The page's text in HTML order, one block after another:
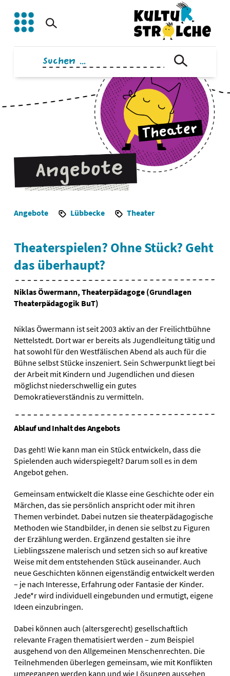
Inhalt
springen
Suchen
nach:
Angebote Lübbecke Theater
Theaterspielen? Ohne Stück? Geht
das überhaupt?
Niklas Öwermann, Theaterpädagoge (Grundlagen
Theaterpädagogik BuT)
Niklas Öwermann ist seit 2003 aktiv an der Freilichtbühne
Nettelstedt. Dort war er bereits als Jugendleitung tätig und
hat sowohl für den Westfälischen Abend als auch für die
Bühne selbst Stücke inszeniert. Sein Schwerpunkt liegt bei
der Arbeit mit Kindern und Jugendlichen und diesen
möglichst niederschwellig ein gutes
Demokratieverständnis zu vermitteln.
Ablauf und Inhalt des Angebots
Das geht! Wie kann man ein Stück entwickeln, dass die
Spielenden auch widerspiegelt? Darum soll es in dem
Angebot gehen.
Gemeinsam entwickelt die Klasse eine Geschichte oder ein
Märchen, das sie persönlich anspricht oder mit ihren
Themen verbindet. Dabei nutzen sie theaterpädagogische
Methoden wie Standbilder, in denen sie selbst zu Figuren
der Erzählung werden. Ergänzend gestalten sie ihre
Lieblingsszene malerisch und setzen sich so auf kreative
Weise mit dem entstehenden Stück auseinander. Auch
neue Geschichten können eigenständig entwickelt werden
– je nach Interesse, Erfahrung oder Fantasie der Kinder.
Jede*r wird individuell eingebunden und ermutigt, eigene
Ideen einzubringen.
Dabei können auch (altersgerecht) gesellschaftlich
relevante Fragen thematisiert werden – zum Beispiel
ausgehend von den Allgemeinen Menschenrechten. Die
Teilnehmenden überlegen gemeinsam, wie mit Konflikten
umgegangen werden kann und wie Lösungen aussehen